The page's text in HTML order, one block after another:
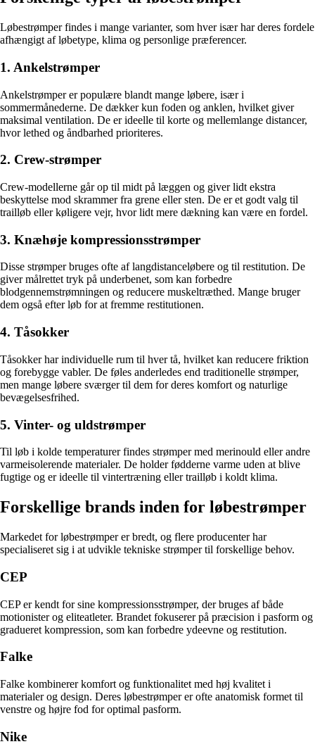
Løbestrømper findes i mange varianter, som hver især har deres fordele
afhængigt af løbetype, klima og personlige præferencer.
1. Ankelstrømper
Ankelstrømper er populære blandt mange løbere, især i
sommermånederne. De dækker kun foden og anklen, hvilket giver
maksimal ventilation. De er ideelle til korte og mellemlange distancer,
hvor lethed og åndbarhed prioriteres.
2. Crew-strømper
Crew-modellerne går op til midt på læggen og giver lidt ekstra
beskyttelse mod skrammer fra grene eller sten. De er et godt valg til
trailløb eller køligere vejr, hvor lidt mere dækning kan være en fordel.
3. Knæhøje kompressionsstrømper
Disse strømper bruges ofte af langdistanceløbere og til restitution. De
giver målrettet tryk på underbenet, som kan forbedre
blodgennemstrømningen og reducere muskeltræthed. Mange bruger
dem også efter løb for at fremme restitutionen.
4. Tåsokker
Tåsokker har individuelle rum til hver tå, hvilket kan reducere friktion
og forebygge vabler. De føles anderledes end traditionelle strømper,
men mange løbere sværger til dem for deres komfort og naturlige
bevægelsesfrihed.
5. Vinter- og uldstrømper
Til løb i kolde temperaturer findes strømper med merinould eller andre
varmeisolerende materialer. De holder fødderne varme uden at blive
fugtige og er ideelle til vintertræning eller trailløb i koldt klima.
Forskellige brands inden for løbestrømper
Markedet for løbestrømper er bredt, og flere producenter har
specialiseret sig i at udvikle tekniske strømper til forskellige behov.
CEP
CEP er kendt for sine kompressionsstrømper, der bruges af både
motionister og eliteatleter. Brandet fokuserer på præcision i pasform og
gradueret kompression, som kan forbedre ydeevne og restitution.
Falke
Falke kombinerer komfort og funktionalitet med høj kvalitet i
materialer og design. Deres løbestrømper er ofte anatomisk formet til
venstre og højre fod for optimal pasform.
Nike